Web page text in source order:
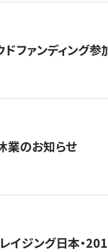
ファンディング
業のお知らせ
レイジング日本・